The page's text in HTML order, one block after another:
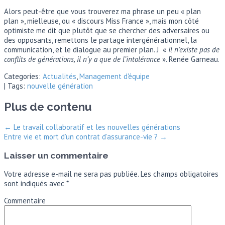
Alors peut-être que vous trouverez ma phrase un peu « plan
plan », mielleuse, ou « discours Miss France », mais mon côté
optimiste me dit que plutôt que se chercher des adversaires ou
des opposants, remettons le partage intergénérationnel, la
communication, et le dialogue au premier plan. J « Il n’existe pas de
conflits de générations, il n’y a que de l’intolérance ». Renée Garneau.
Categories: Actualités,Management d'équipe
| Tags: nouvelle génération
Plus de contenu
← Le travail collaboratif et les nouvelles générations
Entre vie et mort d’un contrat d’assurance-vie ? →
Laisser un commentaire
Votre adresse e-mail ne sera pas publiée. Les champs obligatoires
sont indiqués avec *
Commentaire